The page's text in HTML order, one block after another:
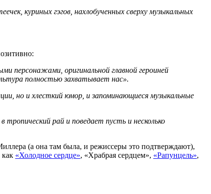
куриных гэгов, нахлобученных сверху музыкальных
персонажами, оригинальной главной героиней
полностью захватывает нас».
но и хлесткий юмор, и запоминающиеся музыкальные
рай и поведает пусть и несколько
(а она там была, и режиссеры это подтверждают),
«Холодное сердце», «Храбрая сердцем», «Рапунцель»,